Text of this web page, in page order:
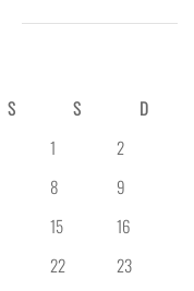
S S
D
1
2
8
9
15
16
22
23